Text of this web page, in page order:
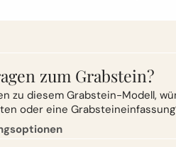
zum Grabstein?
zu diesem Grabstein-Modell,
oder eine